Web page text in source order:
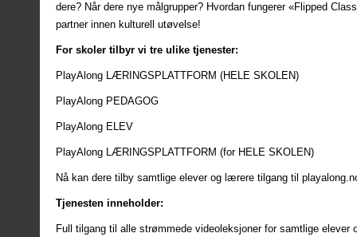
dere? Når dere nye målgrupper? Hvordan fungerer «Flipped
partner innen kulturell utøvelse!
For skoler tilbyr vi tre ulike tjenester:
PlayAlong LÆRINGSPLATTFORM (HELE SKOLEN)
PlayAlong PEDAGOG
PlayAlong ELEV
PlayAlong LÆRINGSPLATTFORM (for HELE SKOLEN)
Nå kan dere tilby samtlige elever og lærere tilgang til
Tjenesten inneholder:
Full tilgang til alle strømmede videoleksjoner for samtlige elever